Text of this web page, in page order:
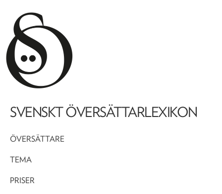
SVENSKT ÖVERSÄTTARLEXIKON
ÖVERSÄTTARE
TEMA
PRISER